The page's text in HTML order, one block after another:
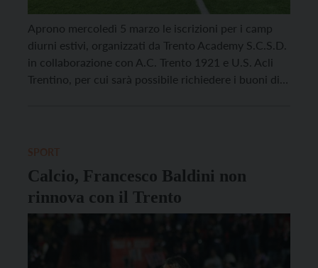
Aprono mercoledì 5 marzo le iscrizioni per i camp
diurni estivi, organizzati da Trento Academy S.C.S.D.
in collaborazione con A.C. Trento 1921 e U.S. Acli
Trentino, per cui sarà possibile richiedere i buoni di
Calcio, Francesco Baldini non
rinnova con il Trento